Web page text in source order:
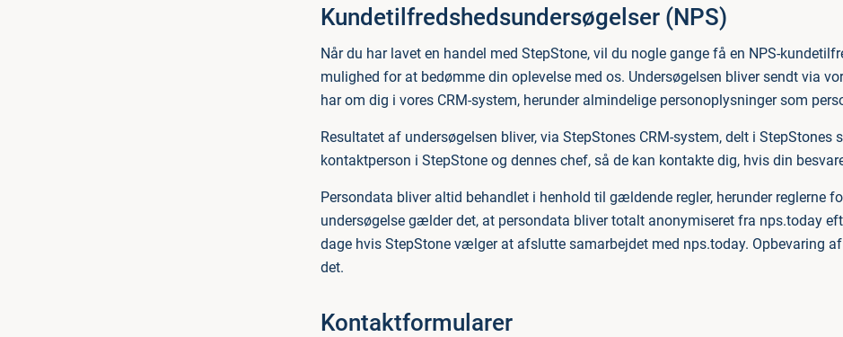
Kundetilfredshedsundersøgelser (NPS)
Når du har lavet en handel med StepStone, vil du nogle gange få en NPS-
mulighed for at bedømme din oplevelse med os. Undersøgelsen bliver sendt via
har om dig i vores CRM-system, herunder almindelige personoplysninger som
Resultatet af undersøgelsen bliver, via StepStones CRM-system, delt i
kontaktperson i StepStone og dennes chef, så de kan kontakte dig, hvis din
Persondata bliver altid behandlet i henhold til gældende regler, herunder reglerne
undersøgelse gælder det, at persondata bliver totalt anonymiseret fra nps.today
dage hvis StepStone vælger at afslutte samarbejdet med nps.today. Opbevaring
det.
Kontaktformularer